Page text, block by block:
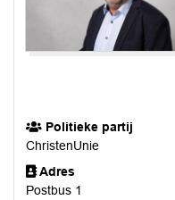
Politieke partij
ChristenUnie
Adres
Postbus 1